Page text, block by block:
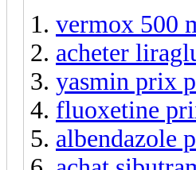
vermox 500
acheter
yasmin prix
fluoxetine
albendazole